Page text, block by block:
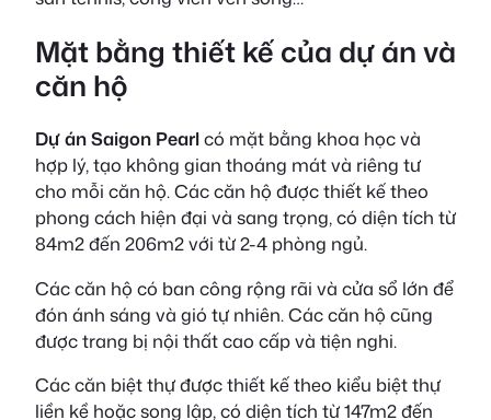
Mặt bằng thiết kế của dự án và
căn hộ
Dự án Saigon Pearlcó mặt bằng khoa học và
hợp lý, tạo không gian thoáng mát và riêng tư
cho mỗi căn hộ. Các căn hộ được thiết kế theo
phong cách hiện đại và sang trọng, có diện tích từ
84m2 đến 206m2 với từ 2-4 phòng ngủ.
Các căn hộ có ban công rộng rãi và cửa sổ lớn để
đón ánh sáng và gió tự nhiên. Các căn hộ cũng
được trang bị nội thất cao cấp và tiện nghi.
Các căn biệt thự được thiết kế theo kiểu biệt thự
liền kề hoặc song lập, có diện tích từ 147m2 đến